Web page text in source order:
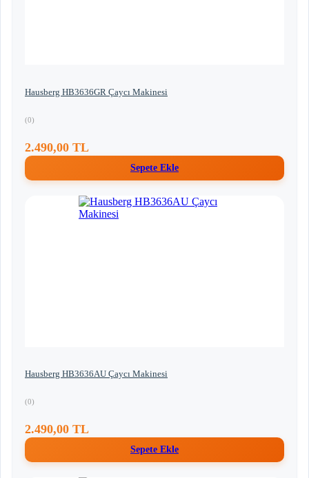
Hausberg HB3636GR Çaycı Makinesi
(0)
2.490,00 TL
Sepete Ekle
Hausberg HB3636AU Çaycı Makinesi
(0)
2.490,00 TL
Sepete Ekle